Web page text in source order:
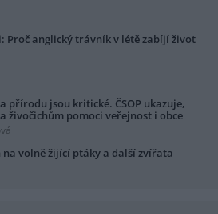
Proč anglický trávník v létě zabíjí život
přírodu jsou kritické. ČSOP ukazuje,
živočichům pomoci veřejnost i obce
na volně žijící ptáky a další zvířata